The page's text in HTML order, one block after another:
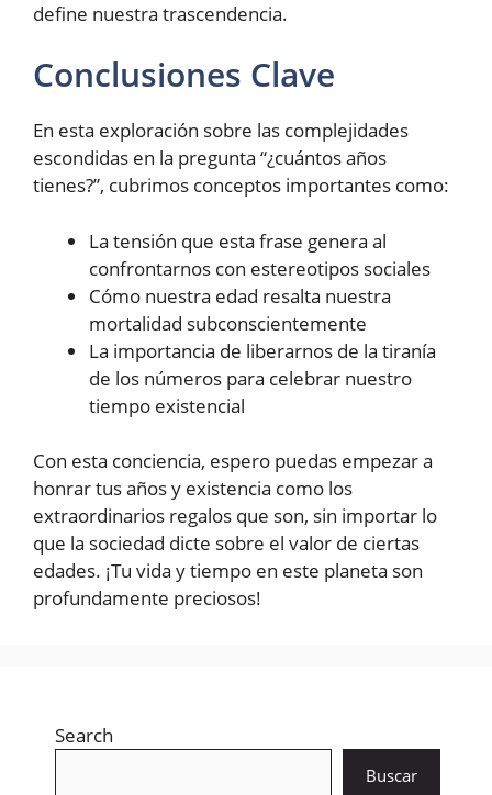
define nuestra trascendencia.
Conclusiones Clave
En esta exploración sobre las complejidades
escondidas en la pregunta “¿cuántos años
tienes?”, cubrimos conceptos importantes como:
La tensión que esta frase genera al
confrontarnos con estereotipos sociales
Cómo nuestra edad resalta nuestra
mortalidad subconscientemente
La importancia de liberarnos de la tiranía
de los números para celebrar nuestro
tiempo existencial
Con esta conciencia, espero puedas empezar a
honrar tus años y existencia como los
extraordinarios regalos que son, sin importar lo
que la sociedad dicte sobre el valor de ciertas
edades. ¡Tu vida y tiempo en este planeta son
profundamente preciosos!
Search
Buscar